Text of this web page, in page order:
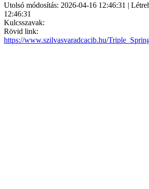
Utolsó módosítás: 2026-04-16 12:46:31 |
12:46:31
Kulcsszavak:
Rövid link:
https://www.szilvasvaradcacib.hu/